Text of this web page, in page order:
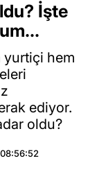
İşte
yurtiçi hem
ediyor.
oldu?